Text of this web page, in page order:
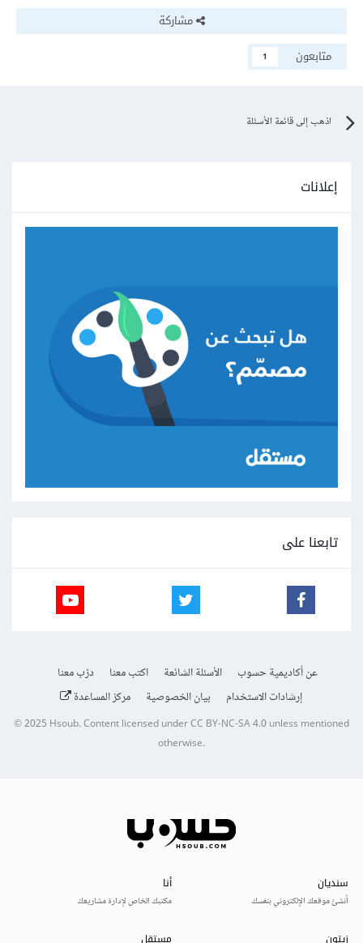
مشاركة
متابعون
1
اذهب إلى قائمة الأسئلة
إعلانات
تابعنا على
عن أكاديمية حسوب الأسئلة الشائعة اكتب معنا
درّب معنا
إرشادات الاستخدام
بيان الخصوصية مركز المساعدة
© 2025Hsoub.Content licensed underCC BY-NC-SA 4.0unless mentioned
otherwise.